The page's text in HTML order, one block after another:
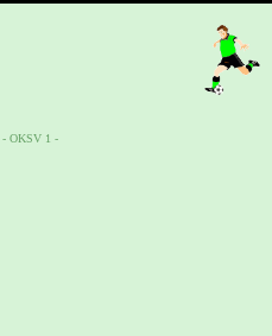
- OKSV 1 -